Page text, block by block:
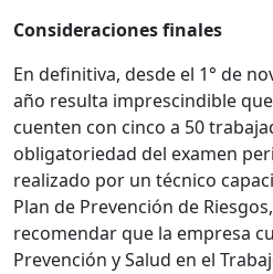
Consideraciones finales
En definitiva, desde el 1° de
año resulta imprescindible
cuenten con cinco a 50
obligatoriedad del examen
realizado por un técnico
Plan de Prevención de
recomendar que la empresa
Prevención y Salud en el